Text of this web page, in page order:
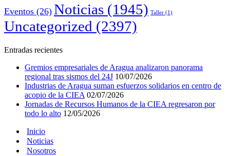
Eventos (26) Noticias (1945) Taller (1)
Uncategorized (2397)
Entradas recientes
Gremios empresariales de Aragua analizaron panorama
regional tras sismos del 24J 10/07/2026
Industrias de Aragua suman esfuerzos solidarios en centro de
acopio de la CIEA 02/07/2026
Jornadas de Recursos Humanos de la CIEA regresaron por
todo lo alto 12/05/2026
Inicio
Noticias
Nosotros